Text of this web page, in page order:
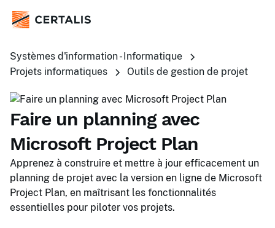
Systèmes d'information - Informatique
Projets informatiques
Outils de gestion de projet
Faire un planning avec
Microsoft Project Plan
Apprenez à construire et mettre à jour efficacement un
planning de projet avec la version en ligne de Microsoft
Project Plan, en maîtrisant les fonctionnalités
essentielles pour piloter vos projets.